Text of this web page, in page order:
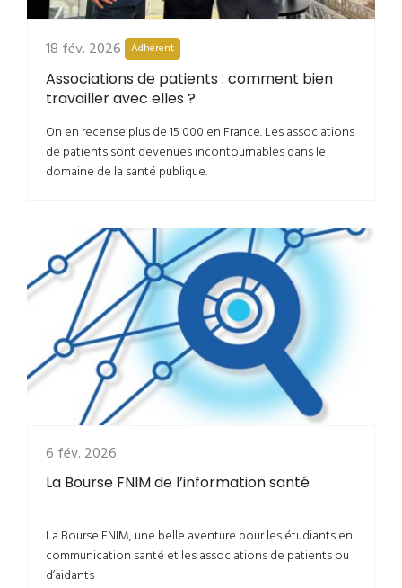
18 fév. 2026 Adhérent
Associations de patients : comment bien
travailler avec elles ?
On en recense plus de 15 000 en France. Les associations
de patients sont devenues incontournables dans le
domaine de la santé publique.
6 fév. 2026
La Bourse FNIM de l’information santé
La Bourse FNIM, une belle aventure pour les étudiants en
communication santé et les associations de patients ou
d’aidants